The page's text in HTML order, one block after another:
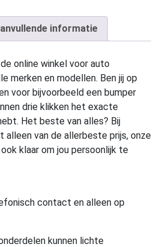
informatie
online winkel voor auto
merken en modellen. Ben jij op
voor bijvoorbeeld een bumper
drie klikken het exacte
Het beste van alles? Bij
alleen van de allerbeste prijs, onze
klaar om jou persoonlijk te
contact en alleen op
kunnen lichte